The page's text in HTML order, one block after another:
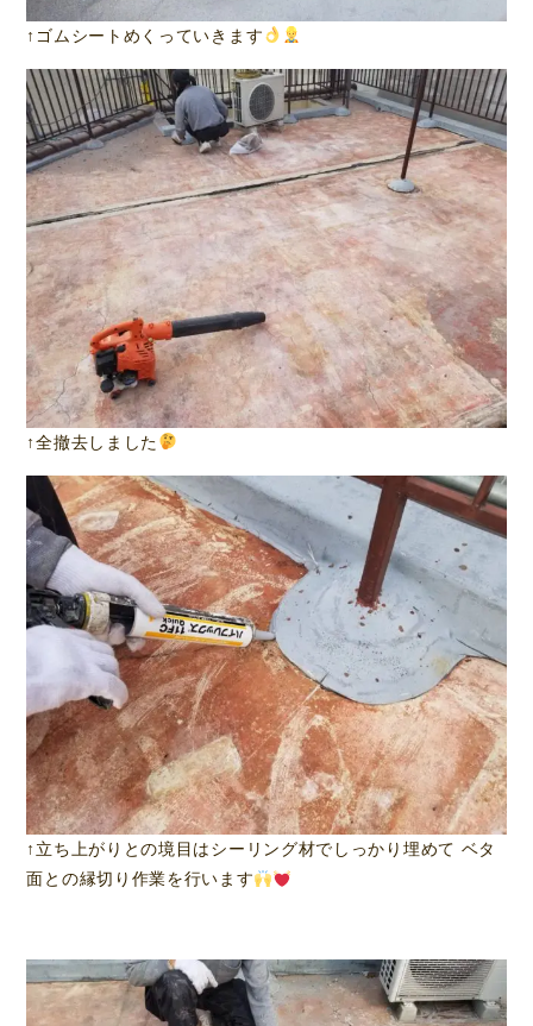
↑ゴムシートめくっていきます
↑全撤去しました
↑立ち上がりとの境目はシーリング材でしっかり埋めて ベタ
面との縁切り作業を行います